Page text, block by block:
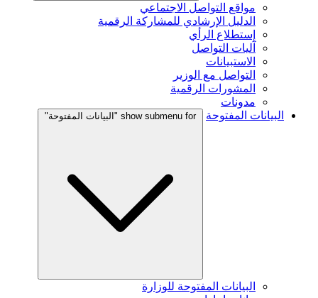
مواقع التواصل الاجتماعي
الدليل الإرشادي للمشاركة الرقمية
إستطلاع الرأي
آليات التواصل
الاستبيانات
التواصل مع الوزير
المشورات الرقمية
مدونات
البيانات المفتوحة
show submenu for "البيانات المفتوحة"
البيانات المفتوحة للوزارة